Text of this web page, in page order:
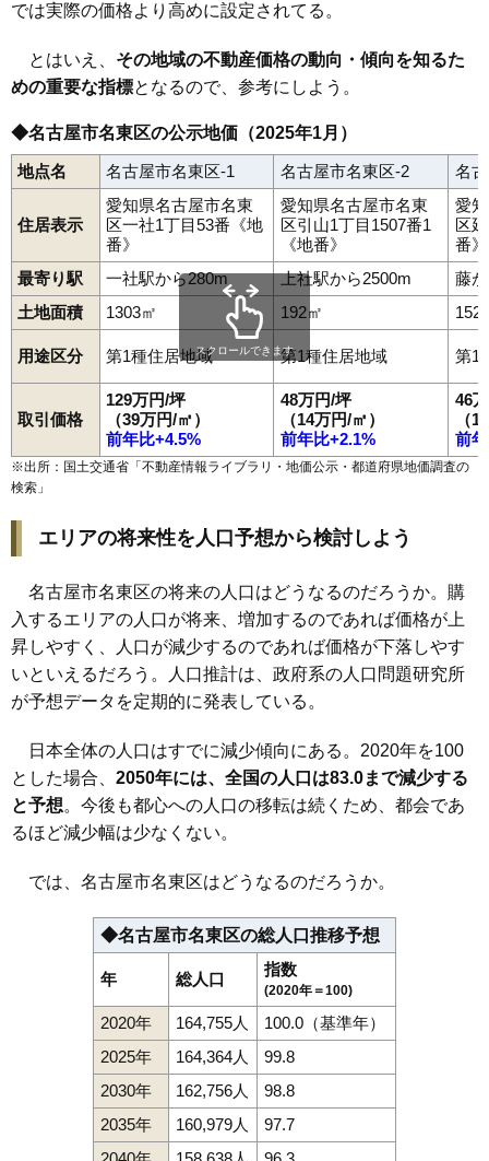
では実際の価格より高めに設定されてる。
とはいえ、 その地域の不動産価格の動向・傾向を知るた
めの重要な指標となるので、参考にしよう。
◆名古屋市名東区の公示地価（2025年1月）
地点名 名古屋市名東区-1 名古屋市名東区-2 名
住居表示
愛知県名古屋市名東
区一社1丁目53番《地
番》
愛知県名古屋市名東
区引山1丁目1507番1
《地番》
愛
区
番》
最寄り駅
一社駅から280m 上社駅から2500m
藤
土地面積
1303㎡ 192㎡ 152
用途区分 第1種住居地域 第1種住居地域 第1
取引価格
129万円/坪
（39万円/㎡）
前年比+4.5%
48万円/坪
（14万円/㎡）
前年比+2.1%
46
（
前
スクロールできます
※出所：国土交通省「 不動産情報ライブラリ・地価公示・都道府県地価調査の
検索 」
エリアの将来性を人口予想から検討しよう
名古屋市名東区の将来の人口はどうなるのだろうか。購
入するエリアの人口が将来、増加するのであれば価格が上
昇しやすく、人口が減少するのであれば価格が下落しやす
いといえるだろう。人口推計は、政府系の人口問題研究所
が予想データを定期的に発表している。
日本全体の人口はすでに減少傾向にある。2020年を100
とした場合、 2050年には、全国の人口は83.0まで減少する
と予想。今後も都心への人口の移転は続くため、都会であ
るほど減少幅は少なくない。
では、名古屋市名東区はどうなるのだろうか。
◆名古屋市名東区の総人口推移予想
年 総人口
指数
(2020年＝100)
2020年 164,755人
100.0（基準年）
2025年
164,364人
99.8
2030年
162,756人
98.8
2035年
160,979人
97.7